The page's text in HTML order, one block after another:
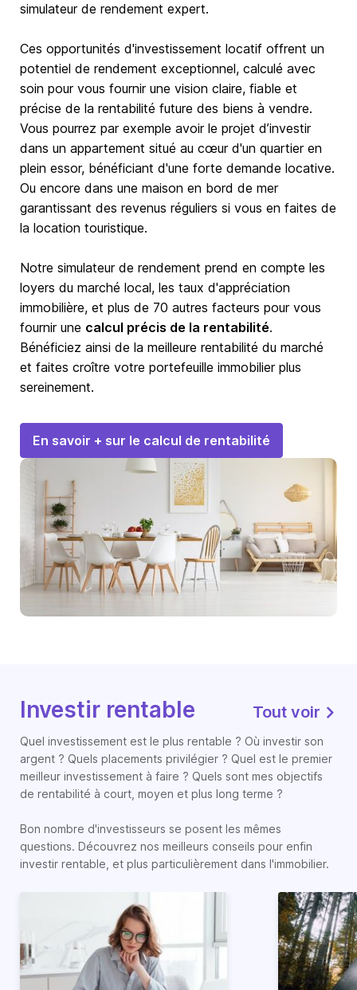
simulateur de rendement expert.
Ces opportunités d'investissement locatif offrent un
potentiel de rendement exceptionnel, calculé avec
soin pour vous fournir une vision claire, fiable et
précise de la rentabilité future des biens à vendre.
Vous pourrez par exemple avoir le projet d’investir
dans un appartement situé au cœur d'un quartier en
plein essor, bénéficiant d'une forte demande locative.
Ou encore dans une maison en bord de mer
garantissant des revenus réguliers si vous en faites de
la location touristique.
Notre simulateur de rendement prend en compte les
loyers du marché local, les taux d'appréciation
immobilière, et plus de 70 autres facteurs pour vous
fournir une calcul précis de la rentabilité.
Bénéficiez ainsi de la meilleure rentabilité du marché
et faites croître votre portefeuille immobilier plus
sereinement.
En savoir + sur le calcul de rentabilité
Investir rentable Tout voir
Quel investissement est le plus rentable ? Où investir son
argent ? Quels placements privilégier ? Quel est le premier
meilleur investissement à faire ? Quels sont mes objectifs
de rentabilité à court, moyen et plus long terme ?
Bon nombre d'investisseurs se posent les mêmes
questions. Découvrez nos meilleurs conseils pour enfin
investir rentable, et plus particulièrement dans l'immobilier.